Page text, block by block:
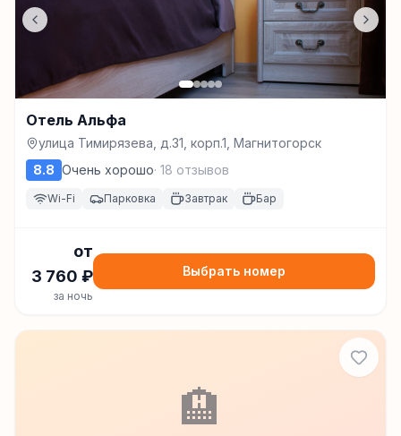
Отель Альфа
улица Тимирязева, д.31, корп.1, Магнитогорск
8.8 Очень хорошо· 18 отзывов
Wi-Fi Парковка Завтрак Бар
от
3 760 ₽
за ночь
Выбрать номер
🏨